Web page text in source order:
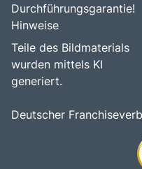
Durchführungsgarantie!
Hinweise
Teile des Bildmaterials
wurden mittels KI
generiert.
Deutscher